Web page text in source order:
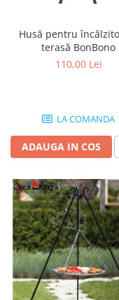
Husă pentru
terasă BonBono
110,00 Lei
LA COMANDA
ADAUGA IN COS